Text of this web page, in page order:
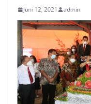
Juni 12, 2021 admin